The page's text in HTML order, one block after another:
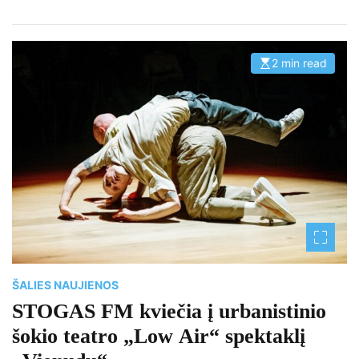
E
s
m
a
t
r
e
a
d
t
i
m
2 min read
ŠALIES NAUJIENOS
STOGAS FM kviečia į urbanistinio
šokio teatro „Low Air“ spektaklį